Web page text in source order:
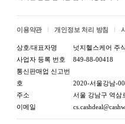
이용약관 개인정보 처리 방침
상호/대표자명
넛지헬스케어 주
사업자 등록 번호
849-88-00418
통신판매업 신고번
호
2020-서울강남-
주소
서울 강남구 역삼
이메일